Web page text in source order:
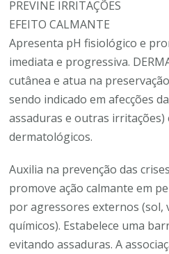
PREVINE IRRITAÇÕES
EFEITO CALMANTE
Apresenta pH fisiológico e
imediata e progressiva.
cutânea e atua na
sendo indicado em afecções
assaduras e outras
dermatológicos.
Auxilia na prevenção das
promove ação calmante em
por agressores externos (sol,
químicos). Estabelece uma
evitando assaduras. A